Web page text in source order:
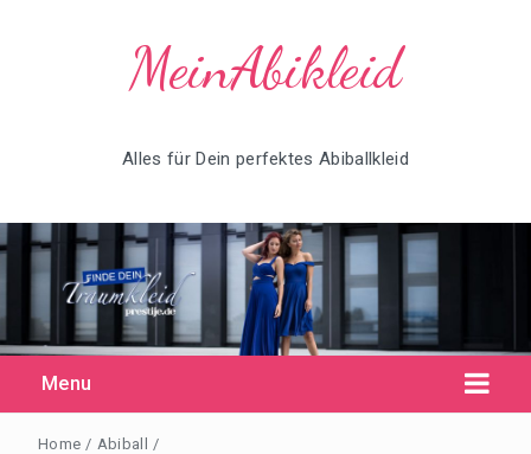
MeinAbikleid
Alles für Dein perfektes Abiballkleid
Menu
Home / Abiball
/